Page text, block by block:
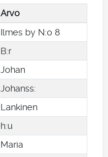
Arvo
Ilmes by N:o 8
B:r
Johan
Johanss:
Lankinen
h:u
Maria